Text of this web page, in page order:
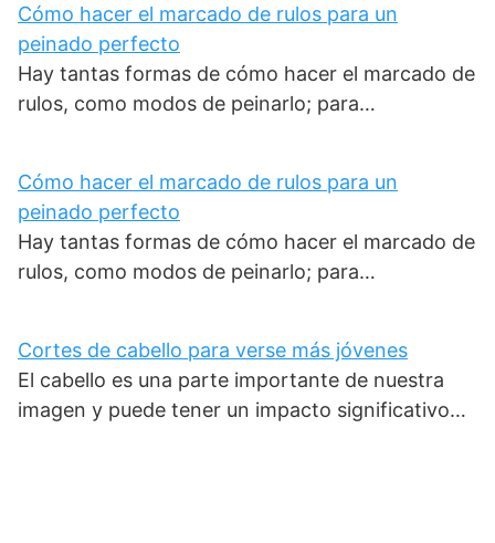
Cómo hacer el marcado de rulos para un
peinado perfecto
Hay tantas formas de cómo hacer el marcado de
rulos, como modos de peinarlo; para…
Cómo hacer el marcado de rulos para un
peinado perfecto
Hay tantas formas de cómo hacer el marcado de
rulos, como modos de peinarlo; para…
Cortes de cabello para verse más jóvenes
El cabello es una parte importante de nuestra
imagen y puede tener un impacto significativo…